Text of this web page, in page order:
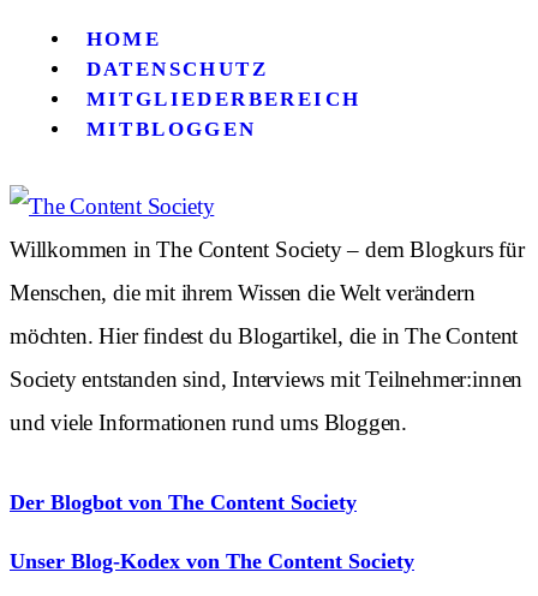
HOME
DATENSCHUTZ
MITGLIEDERBEREICH
MITBLOGGEN
Willkommen in The Content Society – dem Blogkurs für
Menschen, die mit ihrem Wissen die Welt verändern
möchten. Hier findest du Blogartikel, die in The Content
Society entstanden sind, Interviews mit Teilnehmer:innen
und viele Informationen rund ums Bloggen.
Der Blogbot von The Content Society
Unser Blog-Kodex von The Content Society